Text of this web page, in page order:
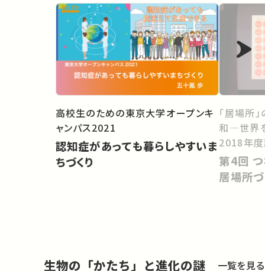
高校生のための東京大学オープンキ
ャンパス2021
認知症があっても暮らしやすいま
ちづくり
「居場所
和―世界
2018年度
第4回 つながりづくりから考える
居場所づ
生物の「かたち」と進化の謎 一覧を見る